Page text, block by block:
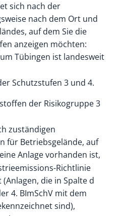
sich nach der
nach dem Ort und
auf dem Sie die
anzeigen möchten:
Tübingen ist landesweit
Schutzstufen 3 und 4.
der Risikogruppe 3
zuständigen
für Betriebsgelände, auf
Anlage vorhanden ist,
Richtlinie
die in Spalte d
4. BImSchV mit dem
sind),